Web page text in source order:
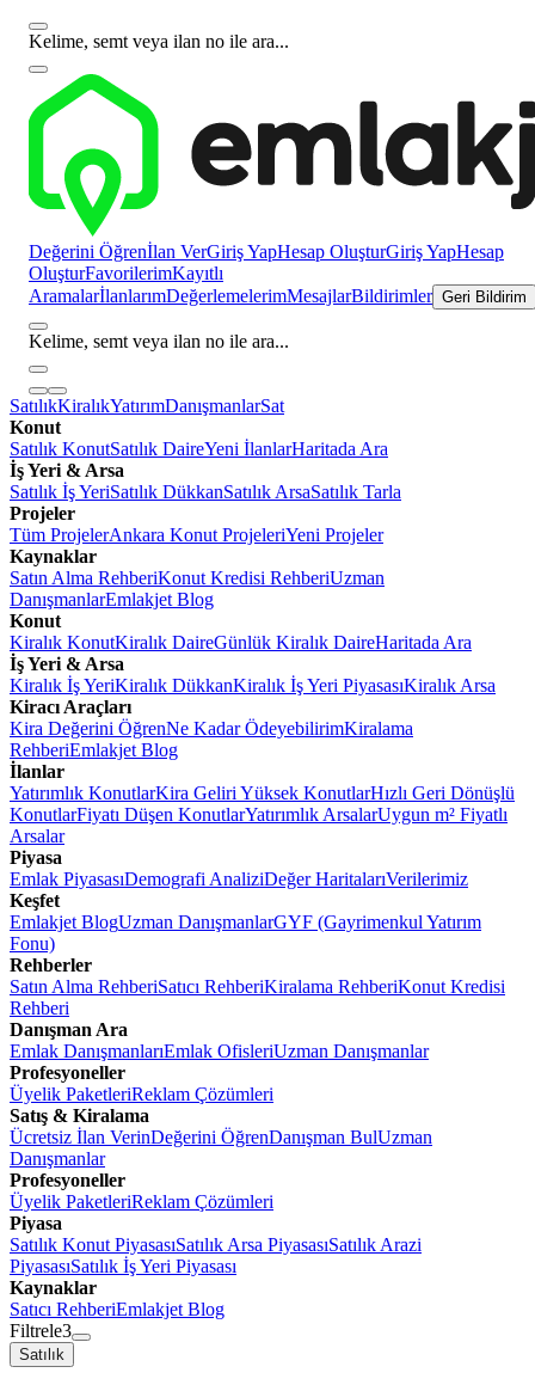
Kelime, semt veya ilan no ile ara...
Değerini Öğrenİlan VerGiriş YapHesap OluşturGiriş YapHesap
OluşturFavorilerimKayıtlı
AramalarİlanlarımDeğerlemelerimMesajlarBildirimler Geri Bildirim
Kelime, semt veya ilan no ile ara...
SatılıkKiralıkYatırımDanışmanlarSat
Konut
Satılık KonutSatılık DaireYeni İlanlarHaritada Ara
İş Yeri & Arsa
Satılık İş YeriSatılık DükkanSatılık ArsaSatılık Tarla
Projeler
Tüm ProjelerAnkara Konut ProjeleriYeni Projeler
Kaynaklar
Satın Alma RehberiKonut Kredisi RehberiUzman
DanışmanlarEmlakjet Blog
Konut
Kiralık KonutKiralık DaireGünlük Kiralık DaireHaritada Ara
İş Yeri & Arsa
Kiralık İş YeriKiralık DükkanKiralık İş Yeri PiyasasıKiralık Arsa
Kiracı Araçları
Kira Değerini ÖğrenNe Kadar ÖdeyebilirimKiralama
RehberiEmlakjet Blog
İlanlar
Yatırımlık KonutlarKira Geliri Yüksek KonutlarHızlı Geri Dönüşlü
KonutlarFiyatı Düşen KonutlarYatırımlık ArsalarUygun m² Fiyatlı
Arsalar
Piyasa
Emlak PiyasasıDemografi AnaliziDeğer HaritalarıVerilerimiz
Keşfet
Emlakjet BlogUzman DanışmanlarGYF (Gayrimenkul Yatırım
Fonu)
Rehberler
Satın Alma RehberiSatıcı RehberiKiralama RehberiKonut Kredisi
Rehberi
Danışman Ara
Emlak DanışmanlarıEmlak OfisleriUzman Danışmanlar
Profesyoneller
Üyelik PaketleriReklam Çözümleri
Satış & Kiralama
Ücretsiz İlan VerinDeğerini ÖğrenDanışman BulUzman
Danışmanlar
Profesyoneller
Üyelik PaketleriReklam Çözümleri
Piyasa
Satılık Konut PiyasasıSatılık Arsa PiyasasıSatılık Arazi
PiyasasıSatılık İş Yeri Piyasası
Kaynaklar
Satıcı RehberiEmlakjet Blog
Filtrele3
Satılık